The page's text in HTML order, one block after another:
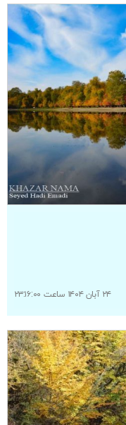
۲۴ آبان ۱۴۰۴ ساعت ۲۳:۱۶:۰۰